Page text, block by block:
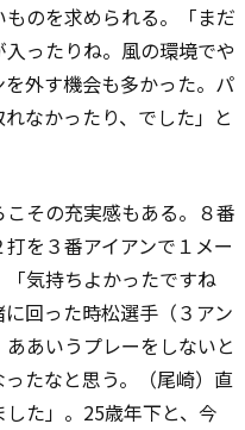
のを求められる。「まだ
ったりね。風の環境でや
外す機会も多かった。パ
なかったり、でした」と
その充実感もある。８番
を３番アイアンで１メー
気持ちよかったですね
回った時松選手（３アン
あいうプレーをしないと
たなと思う。（尾崎）直
た」。25歳年下と、今